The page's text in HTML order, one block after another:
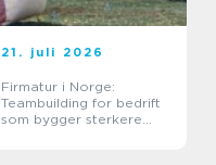
21. juli 2026
Firmatur i Norge:
Teambuilding for bedrift
som bygger sterkere